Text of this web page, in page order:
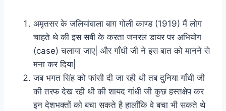
अमृतसर के जलियांवाला बाग़ गोली काण्ड (1919) मैं लोग
चाहते थे की इस सबी के करता जनरल डायर पर अभियोग
(case) चलाया जाए| और गाँधी जी ने इस बात को मानने से
मना कर दिया|
जब भगत सिंह को फांसी दी जा रही थी तब दुनिया गाँधी जी
की तरफ देख रही थी की शायद गांधी जी कुछ हस्तक्षेप कर
इन देशभक्तों को बचा सकते है हालाँकि वे बचा भी सकते थे